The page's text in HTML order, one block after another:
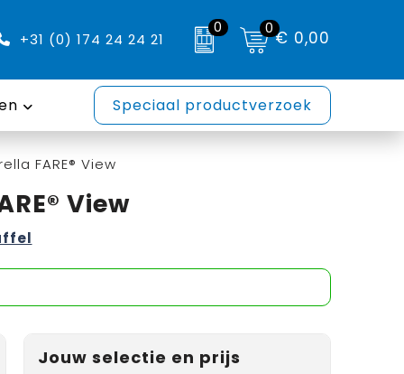
+31 (0) 174 24 24 21
0 0€ 0,00
Speciaal productverzoek
FARE® View
View
Jouw selectie en prijs